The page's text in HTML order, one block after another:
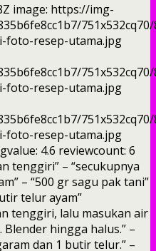
image: https://img-
foto-resep-utama.jpg
foto-resep-utama.jpg
foto-resep-utama.jpg
4.6 reviewcount: 6
tenggiri” – “secukupnya
– “500 gr sagu pak tani”
telur ayam”
tenggiri, lalu masukan air
hingga halus.” –
dan 1 butir telur.” –